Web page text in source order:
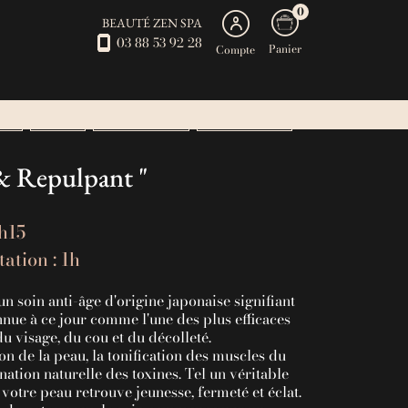
BEAUTÉ ZEN SPA
03 88 53 92 28 Compte
0
Panier
Repulpant "
: 1h
soin anti-âge d'origine japonaise signifiant
à ce jour comme l'une des plus efficaces
visage, du cou et du décolleté.
de la peau, la tonification des muscles du
naturelle des toxines. Tel un véritable
peau retrouve jeunesse, fermeté et éclat.